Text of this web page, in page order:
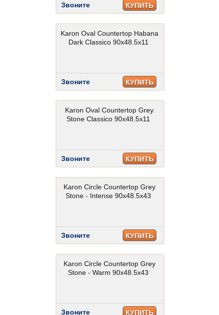
Звоните КУПИТЬ
Karon Oval Countertop Habana
Dark Classico 90x48.5x11
Звоните КУПИТЬ
Karon Oval Countertop Grey
Stone Classico 90x48.5x11
Звоните КУПИТЬ
Karon Circle Countertop Grey
Stone - Intense 90x48.5x43
Звоните КУПИТЬ
Karon Circle Countertop Grey
Stone - Warm 90x48.5x43
Звоните КУПИТЬ